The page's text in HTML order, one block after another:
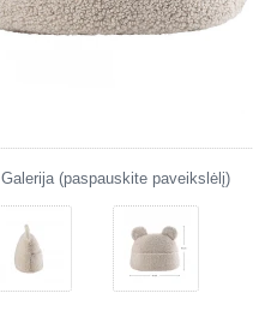
Galerija (paspauskite paveikslėlį)